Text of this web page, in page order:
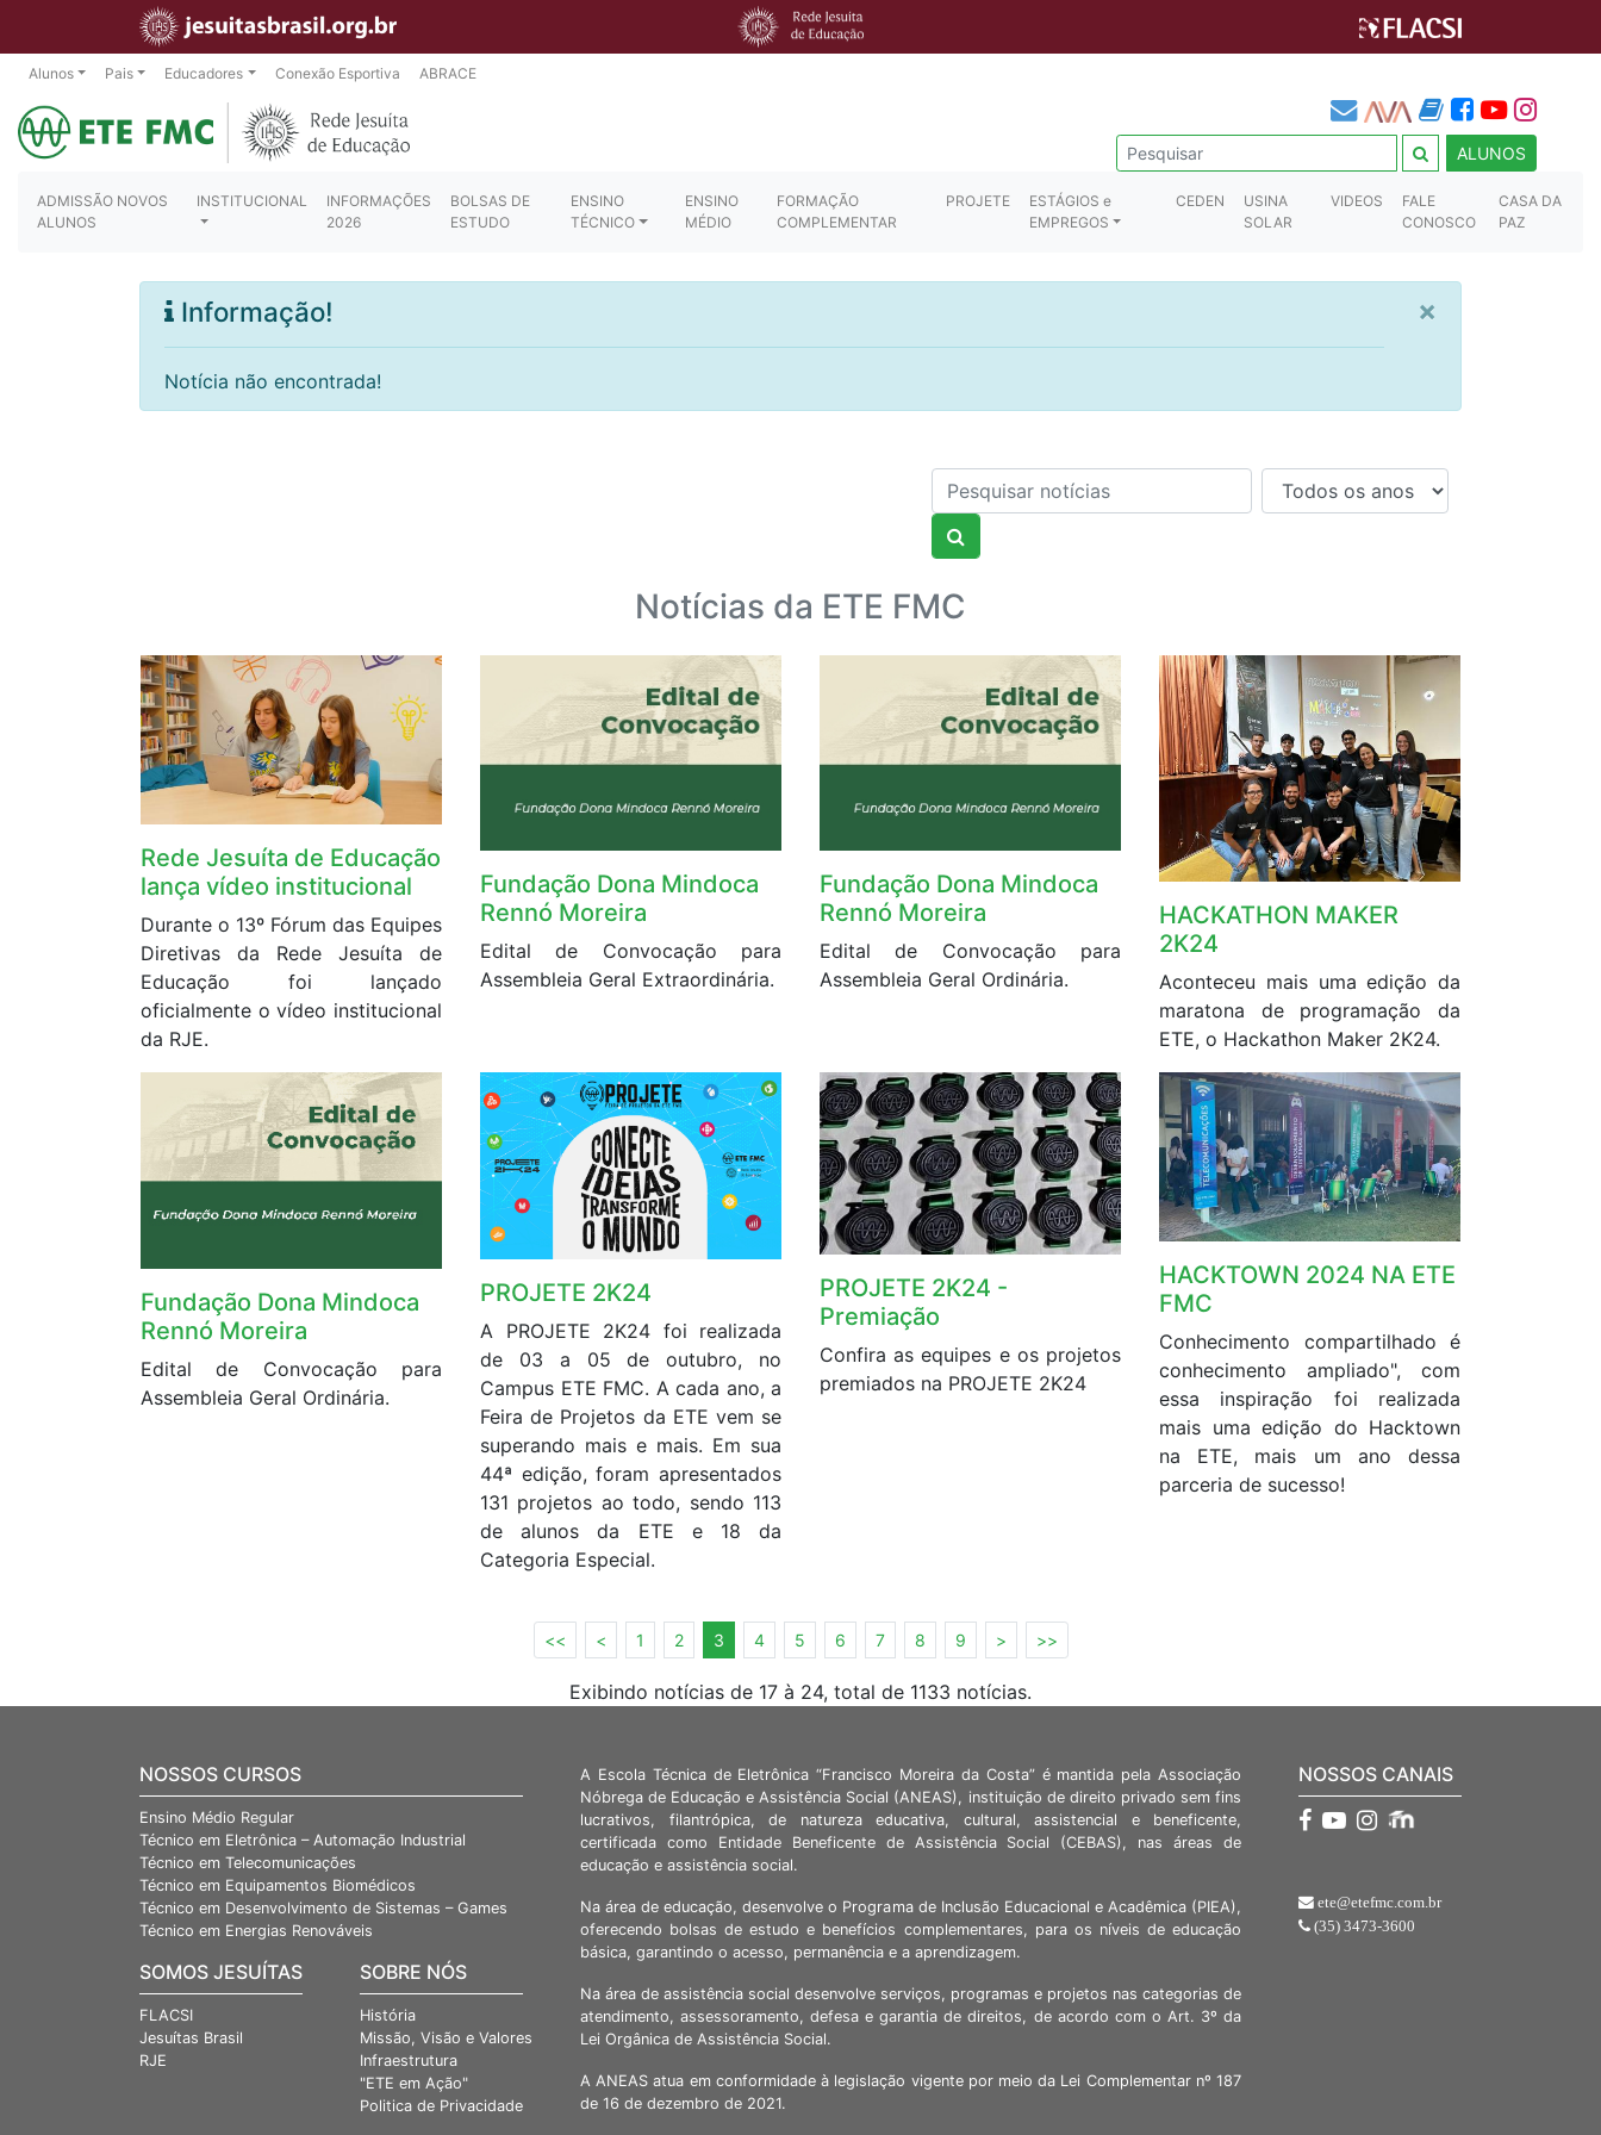
Alunos Pais Educadores Conexão Esportiva ABRACE
ALUNOS
ADMISSÃO NOVOS
ALUNOS
INSTITUCIONAL
INFORMAÇÕES
2026
BOLSAS DE
ESTUDO
ENSINO
TÉCNICO
ENSINO
MÉDIO
FORMAÇÃO
COMPLEMENTAR
PROJETE
ESTÁGIOS e
EMPREGOS
CEDEN
USINA
SOLAR
VIDEOS
FALE
CONOSCO
CASA DA
PAZ
×
Informação!
Notícia não encontrada!
Nome
Notícias da ETE FMC
Rede Jesuíta de Educação
lança vídeo institucional
Durante o 13º Fórum das Equipes
Diretivas da Rede Jesuíta de
Educação foi lançado
oficialmente o vídeo institucional
da RJE.
Fundação Dona Mindoca
Rennó Moreira
Edital de Convocação para
Assembleia Geral Extraordinária.
Fundação Dona Mindoca
Rennó Moreira
Edital de Convocação para
Assembleia Geral Ordinária.
HACKATHON MAKER
2K24
Aconteceu mais uma edição da
maratona de programação da
ETE, o Hackathon Maker 2K24.
Fundação Dona Mindoca
Rennó Moreira
Edital de Convocação para
Assembleia Geral Ordinária.
PROJETE 2K24
A PROJETE 2K24 foi realizada
de 03 a 05 de outubro, no
Campus ETE FMC. A cada ano, a
Feira de Projetos da ETE vem se
superando mais e mais. Em sua
44ª edição, foram apresentados
131 projetos ao todo, sendo 113
de alunos da ETE e 18 da
Categoria Especial.
PROJETE 2K24 -
Premiação
Confira as equipes e os projetos
premiados na PROJETE 2K24
HACKTOWN 2024 NA ETE
FMC
Conhecimento compartilhado é
conhecimento ampliado", com
essa inspiração foi realizada
mais uma edição do Hacktown
na ETE, mais um ano dessa
parceria de sucesso!
<< < 1 2 3 4 5 6 7 8 9 > >>
Exibindo notícias de 17 à 24, total de 1133 notícias.
NOSSOS CURSOS
Ensino Médio Regular
Técnico em Eletrônica – Automação Industrial
Técnico em Telecomunicações
Técnico em Equipamentos Biomédicos
Técnico em Desenvolvimento de Sistemas – Games
Técnico em Energias Renováveis
SOMOS JESUÍTAS
FLACSI
Jesuítas Brasil
RJE
SOBRE NÓS
História
Missão, Visão e Valores
Infraestrutura
"ETE em Ação"
Politica de Privacidade
A Escola Técnica de Eletrônica “Francisco Moreira da Costa” é mantida pela Associação
Nóbrega de Educação e Assistência Social (ANEAS), instituição de direito privado sem fins
lucrativos, filantrópica, de natureza educativa, cultural, assistencial e beneficente,
certificada como Entidade Beneficente de Assistência Social (CEBAS), nas áreas de
educação e assistência social.
Na área de educação, desenvolve o Programa de Inclusão Educacional e Acadêmica (PIEA),
oferecendo bolsas de estudo e benefícios complementares, para os níveis de educação
básica, garantindo o acesso, permanência e a aprendizagem.
Na área de assistência social desenvolve serviços, programas e projetos nas categorias de
atendimento, assessoramento, defesa e garantia de direitos, de acordo com o Art. 3º da
Lei Orgânica de Assistência Social.
A ANEAS atua em conformidade à legislação vigente por meio da Lei Complementar nº 187
de 16 de dezembro de 2021.
NOSSOS CANAIS
ete@etefmc.com.br
(35) 3473-3600